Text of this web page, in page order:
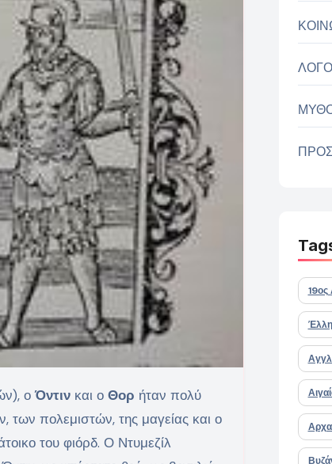
οΌντιν και ο Θορ ήταν πολύ
των πολεμιστών, της μαγείας και ο
του φιόρδ. Ο Ντυμεζίλ
19ος